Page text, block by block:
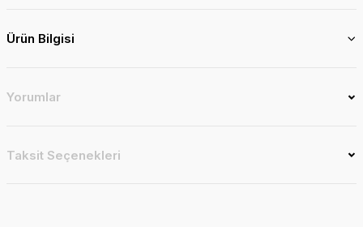
Ürün Bilgisi
Yorumlar
Taksit Seçenekleri